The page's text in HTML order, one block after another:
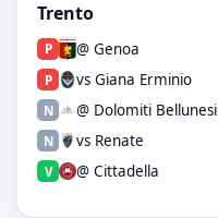
Trento
P @ Genoa
P vs Giana Erminio
N @ Dolomiti Bellunesi
N vs Renate
V @ Cittadella